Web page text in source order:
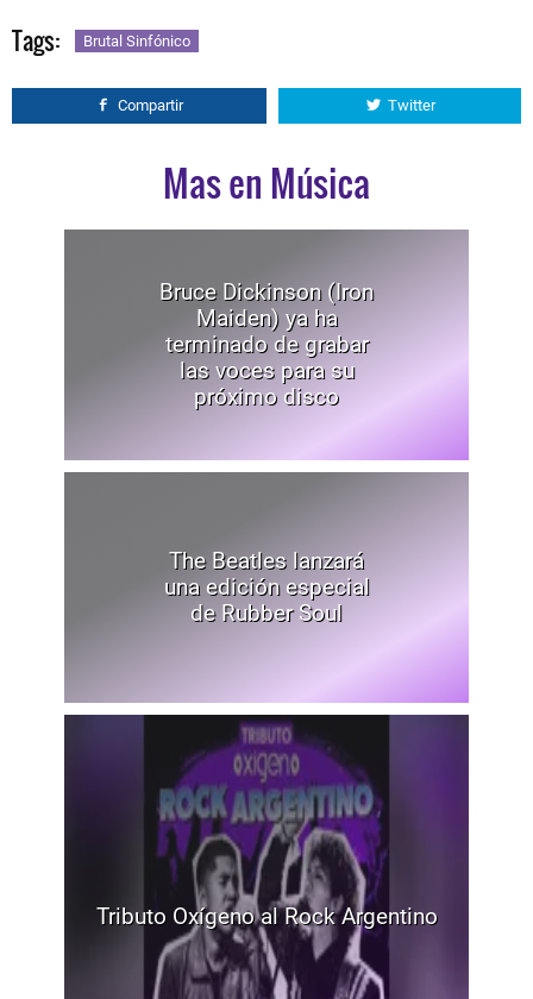
Tags: Brutal Sinfónico
Compartir Twitter
Mas en Música
Bruce Dickinson (Iron
Maiden) ya ha
terminado de grabar
las voces para su
próximo disco
The Beatles lanzará
una edición especial
de Rubber Soul
Tributo Oxígeno al Rock Argentino